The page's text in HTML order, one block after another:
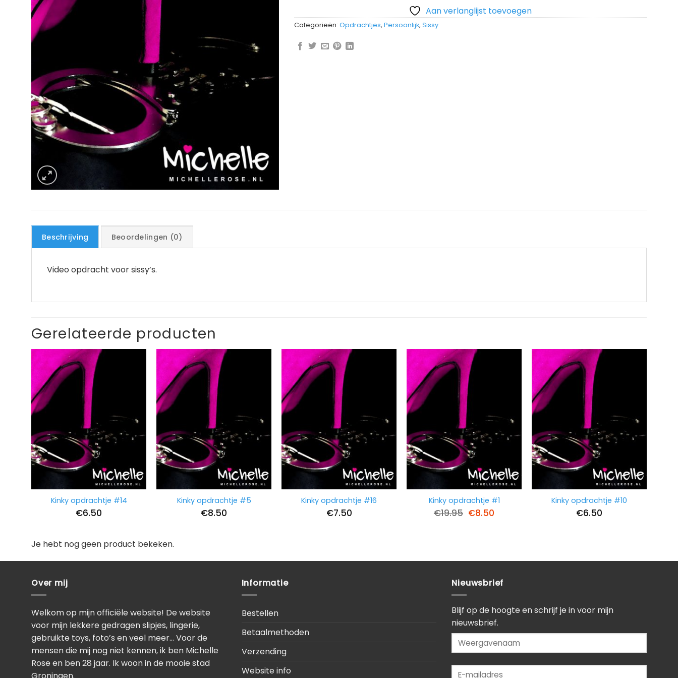
Aan verlanglijst toevoegen
Categorieën: Opdrachtjes, Persoonlijk, Sissy
Beschrijving Beoordelingen (0)
Video opdracht voor sissy’s.
Gerelateerde producten
Kinky opdrachtje #14
€6.50
Kinky opdrachtje #5
€8.50
Kinky opdrachtje #16
€7.50
Kinky opdrachtje #1
€19.95 Oorspronkelijke
€8.50
Kinky opdrachtje #10
€6.50
Je hebt nog geen product bekeken.
Over mij
Welkom op mijn officiële website! De website
voor mijn lekkere gedragen slipjes, lingerie,
gebruikte toys, foto’s en veel meer… Voor de
mensen die mij nog niet kennen, ik ben Michelle
Rose en ben 28 jaar. Ik woon in de mooie stad
Informatie
Bestellen
Betaalmethoden
Verzending
Website info
Nieuwsbrief
Blijf op de hoogte en schrijf je in voor mijn
nieuwsbrief.